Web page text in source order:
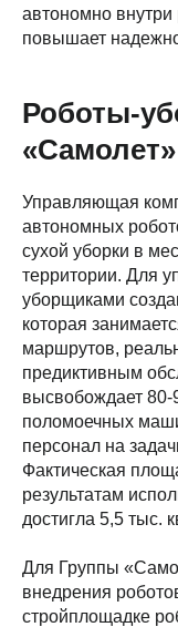
автономно внутри
повышает
Роботы-
«Самолет»
Управляющая
автономных
сухой уборки в
территории. Для
уборщиками
которая
маршрутов,
предиктивным
высвобождает
поломоечных
персонал на
Фактическая
результатам
достигла 5,5 тыс.
Для Группы
внедрения
стройплощадке